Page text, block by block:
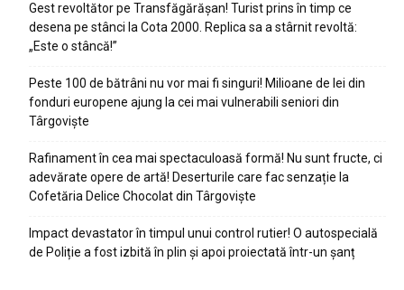
Gest revoltător pe Transfăgărășan! Turist prins în timp ce
desena pe stânci la Cota 2000. Replica sa a stârnit revoltă:
„Este o stâncă!”
Peste 100 de bătrâni nu vor mai fi singuri! Milioane de lei din
fonduri europene ajung la cei mai vulnerabili seniori din
Târgoviște
Rafinament în cea mai spectaculoasă formă! Nu sunt fructe, ci
adevărate opere de artă! Deserturile care fac senzație la
Cofetăria Delice Chocolat din Târgoviște
Impact devastator în timpul unui control rutier! O autospecială
de Poliție a fost izbită în plin și apoi proiectată într-un șanț